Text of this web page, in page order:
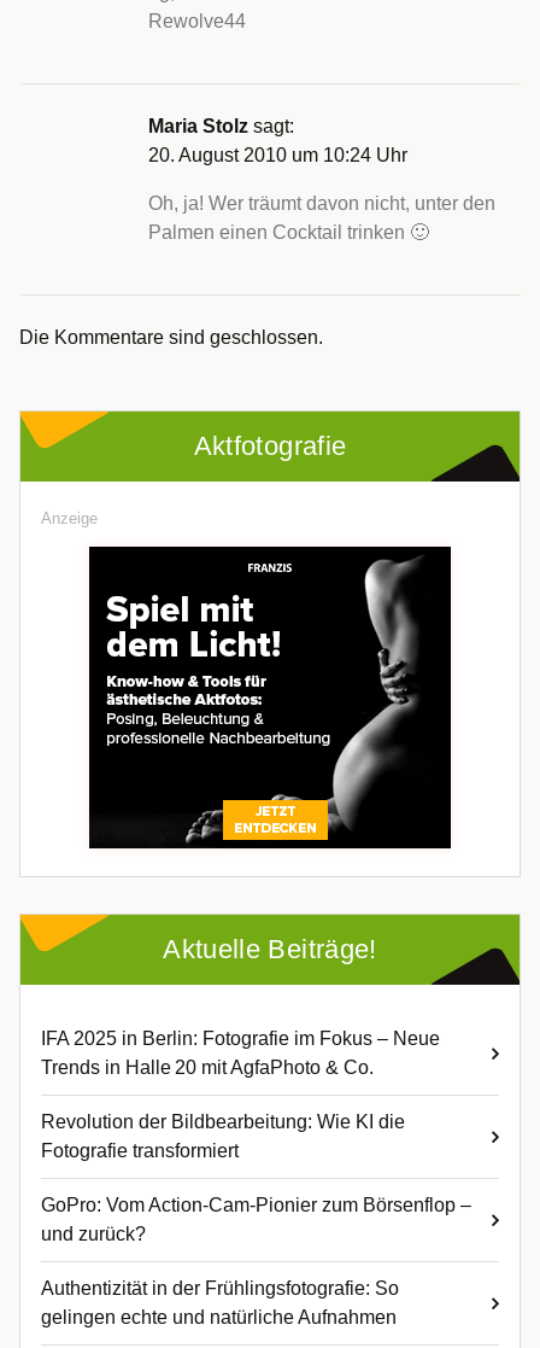
Rewolve44
Maria Stolz sagt:
20. August 2010 um 10:24 Uhr
Oh, ja! Wer träumt davon nicht, unter den
Palmen einen Cocktail trinken 🙂
Die Kommentare sind geschlossen.
Aktfotografie
Anzeige
Aktuelle Beiträge!
IFA 2025 in Berlin: Fotografie im Fokus – Neue
Trends in Halle 20 mit AgfaPhoto & Co.
Revolution der Bildbearbeitung: Wie KI die
Fotografie transformiert
GoPro: Vom Action-Cam-Pionier zum Börsenflop –
und zurück?
Authentizität in der Frühlingsfotografie: So
gelingen echte und natürliche Aufnahmen